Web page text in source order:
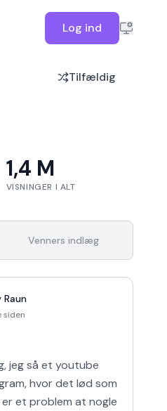
Log ind
Tilfældig
1,4 M
VISNINGER I ALT
Venners indlæg
Raun
siden
jeg så et youtube
hvor det lød som
et problem at nogle